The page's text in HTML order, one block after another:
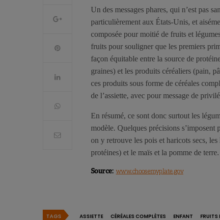
Un des messages phares, qui n’est pas
particulièrement aux États-Unis, et
composée pour moitié de fruits et
fruits pour souligner que les premiers
façon équitable entre la source de
graines) et les produits céréaliers (pain,
ces produits sous forme de céréales
de l’assiette, avec pour message de
En résumé, ce sont donc surtout les
modèle. Quelques précisions s’imposent
on y retrouve les pois et haricots secs, les
protéines) et le maïs et la pomme de terre.
Source: www.choosemyplate.gov
TAGS ASSIETTE CÉRÉALES COMPLÈTES ENFANT FRUITS